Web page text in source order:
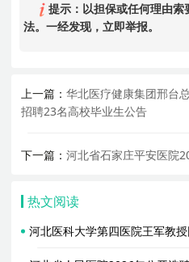
提示：以担保或任何理由索
法。一经发现，立即举报。
上一篇：华北医疗健康集团邢台
招聘23名高校毕业生公告
下一篇：河北省石家庄平安医院
热文阅读
河北医科大学第四医院王军教